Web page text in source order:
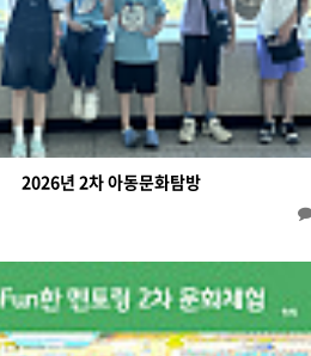
2026년 2차 아동문화탐방